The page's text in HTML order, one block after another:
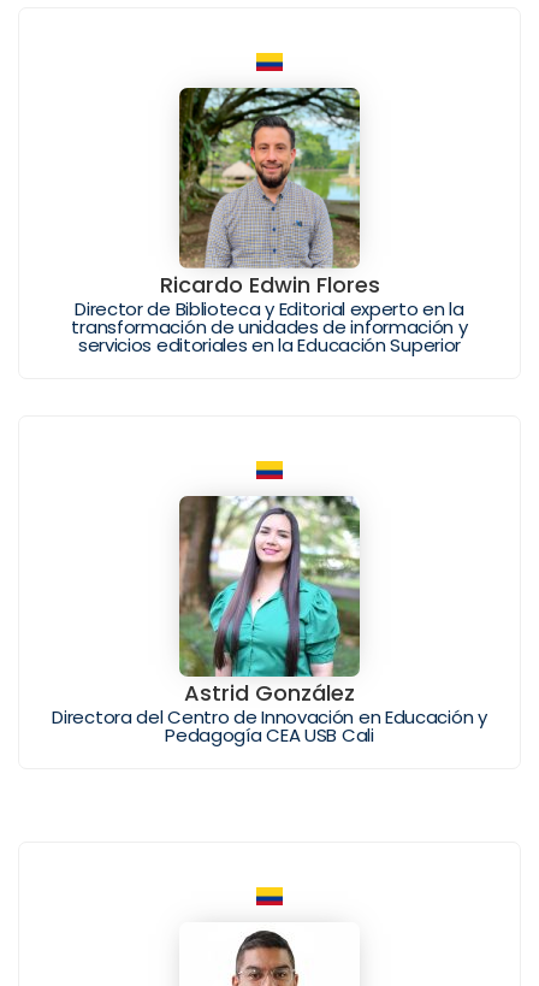
Ricardo Edwin Flores
Director de Biblioteca y Editorial experto en la
transformación de unidades de información y
servicios editoriales en la Educación Superior
Astrid González
Directora del Centro de Innovación en Educación y
Pedagogía CEA USB Cali